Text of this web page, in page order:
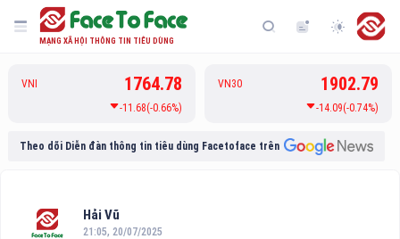
MẠNG XÃ HỘI THÔNG TIN TIÊU DÙNG
VNI 1764.78
-11.68(-0.66%)
VN30 1902.79
-14.09(-0.74%)
Theo dõi Diễn đàn thông tin tiêu dùng Facetoface trên
Hải Vũ
21:05, 20/07/2025